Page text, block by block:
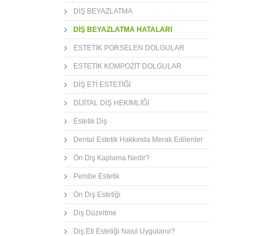
DİŞ BEYAZLATMA
DİŞ BEYAZLATMA HATALARI
ESTETİK PORSELEN DOLGULAR
ESTETİK KOMPOZİT DOLGULAR
DİŞ ETİ ESTETİĞİ
DİJİTAL DİŞ HEKİMLİĞİ
Estetik Diş
Dental Estetik Hakkında Merak Edilenler
Ön Diş Kaplama Nedir?
Pembe Estetik
Ön Diş Estetiği
Diş Düzeltme
Diş Eti Estetiği Nasıl Uygulanır?